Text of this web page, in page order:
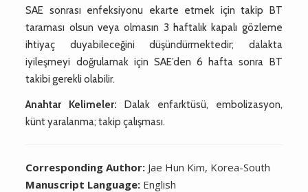
SAE sonrası enfeksiyonu ekarte etmek için takip BT
taraması olsun veya olmasın 3 haftalık kapalı gözleme
ihtiyaç duyabileceğini düşündürmektedir; dalakta
iyileşmeyi doğrulamak için SAE’den 6 hafta sonra BT
takibi gerekli olabilir.
Anahtar Kelimeler: Dalak enfarktüsü, embolizasyon,
künt yaralanma; takip çalışması.
Corresponding Author: Jae Hun Kim, Korea-South
Manuscript Language: English